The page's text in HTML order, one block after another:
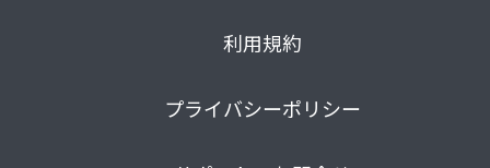
利用規約
プライバシーポリシー